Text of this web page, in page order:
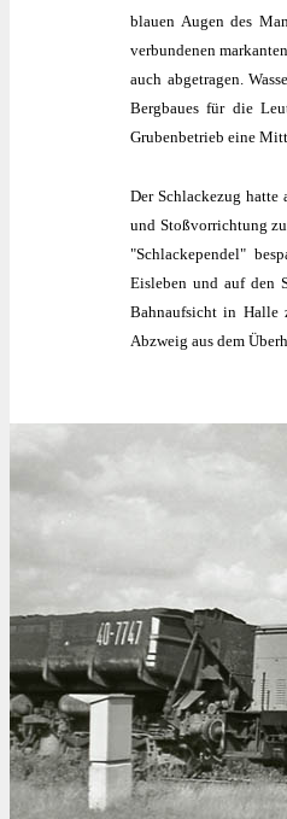
blauen Augen des
verbundenen
auch abgetragen.
Bergbaues für die
Grubenbetrieb eine
Der Schlackezug hatte
und Stoßvorrichtung
"Schlackependel"
Eisleben und auf den
Bahnaufsicht in Halle
Abzweig aus dem